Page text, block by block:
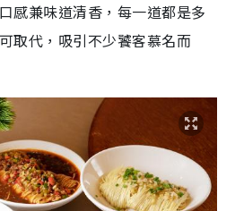
感兼味道清香，每一道都是多
取代，吸引不少饕客慕名而